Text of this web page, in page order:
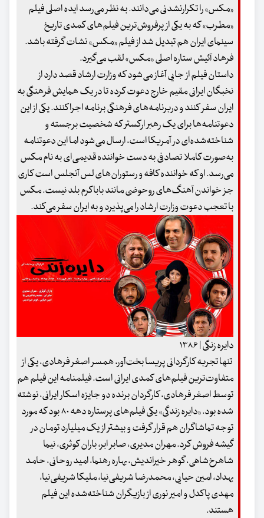
«مکس» را تکرارنشدنی می‌دانند. به نظر می‌رسد ایده اصلی فیلم
«مطرب» که به یکی از پرفروش‌ترین فیلم‌های کمدی تاریخ
سینمای ایران هم تبدیل شد از فیلم «مکس» نشات گرفته باشد.
فرهاد آئیش ستاره اصلی «مکس» لقب می‌گیرد.
داستان فیلم از جایی آغاز می‌شود که وزارت ارشاد قصد دارد از
نخبگان ایرانی مقیم خارج دعوت کرده تا در یک همایش فرهنگی به
ایران سفر کنند و دربرنامه‌های فرهنگی برنامه اجرا کنند. یکی از این
دعوتنامه‌ها برای یک رهبر ارکستر که شخصیت برجسته و
شناخته‌شده‌ای در آمریکا است، ارسال می‌شود اما این دعوتنامه
به‌صورت کاملا تصادفی به دست خواننده قدیمی‌ای به نام مکس
می‌رسد. او که خواننده کافه و رستوران‌های لس آنجلس است کاری
جز خواندن آهنگ‌های روحوضی مانند باباکرم بلد نیست. مکس
با تعجب دعوت وزارت ارشاد را می‌پذیرد و به ایران سفر می‌کند.
دایره زنگی | ۱۳۸۶
تنها تجربه کارگردانی پریسا بخت‌آور، همسر اصغر فرهادی، یکی از
متفاوت‌ترین فیلم‌های کمدی ایرانی است. فیلمنامه این فیلم هم
توسط اصغر فرهادی، کارگردان برنده دو جایزه اسکار ایرانی، نوشته
شده بود. «دایره زندگی» یکی فیلم‌های پرستاره دهه ۸۰ بود که مورد
توجه تماشاگران هم قرار گرفت و بیشتر از یک میلیارد تومان در
گیشه فروش کرد. مهران مدیری، صابر ابر، باران کوثری، نیما
شاهرخ‌شاهی، گوهر خیراندیش، بهاره رهنما، امید روحانی، حامد
بهداد، امین حیایی، محمدرضا شریفی‌نیا، ملیکا شریفی‌نیا،
مهدی پاکدل و امیر نوری از بازیگران شناخته‌شده این فیلم
هستند.